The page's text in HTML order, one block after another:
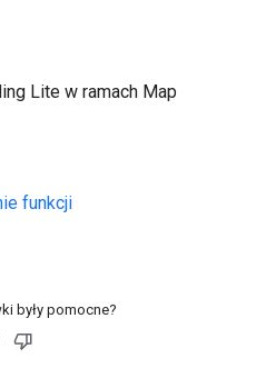
Lite w ramach Map
funkcji
były pomocne?